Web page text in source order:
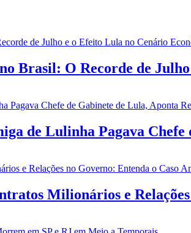
Brasil: O Recorde de
de Lulinha Pagava
Milionários e